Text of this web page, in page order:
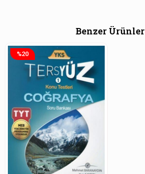
Benzer Ürünler
%20